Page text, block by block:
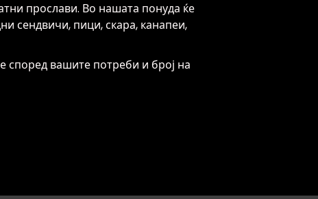
прослави. Во нашата понуда ќе
сендвичи, пици, скара, канапеи,
според вашите потреби и број на